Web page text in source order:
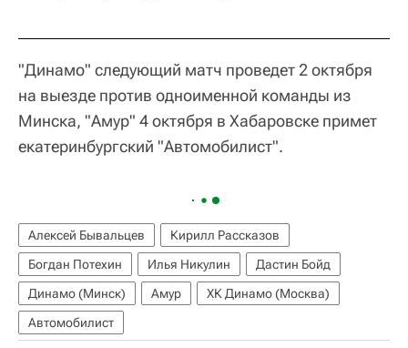
"Динамо" следующий матч проведет 2 октября
на выезде против одноименной команды из
Минска, "Амур" 4 октября в Хабаровске примет
екатеринбургский "Автомобилист".
Алексей Бывальцев
Кирилл Рассказов
Богдан Потехин
Илья Никулин
Дастин Бойд
Динамо (Минск)
Амур
ХК Динамо (Москва)
Автомобилист